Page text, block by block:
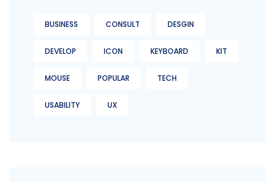
BUSINESS CONSULT DESGIN
DEVELOP ICON KEYBOARD KIT
MOUSE POPULAR TECH
USABILITY UX